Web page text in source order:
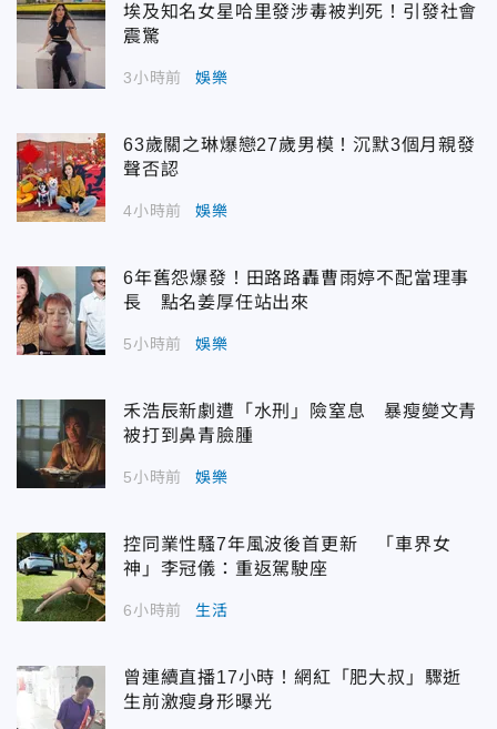
埃及知名女星哈里發涉毒被判死！引發社會
震驚
3小時前 娛樂
63歲關之琳爆戀27歲男模！沉默3個月親發
聲否認
4小時前 娛樂
6年舊怨爆發！田路路轟曹雨婷不配當理事
長 點名姜厚任站出來
5小時前 娛樂
禾浩辰新劇遭「水刑」險窒息 暴瘦變文青
被打到鼻青臉腫
5小時前 娛樂
控同業性騷7年風波後首更新 「車界女
神」李冠儀：重返駕駛座
6小時前 生活
曾連續直播17小時！網紅「肥大叔」驟逝
生前激瘦身形曝光